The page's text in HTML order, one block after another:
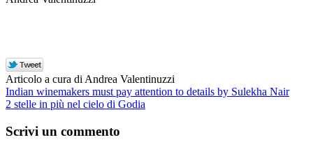
Articolo a cura di Andrea Valentinuzzi
Indian winemakers must pay attention to details by Sulekha Nair
2 stelle in più nel cielo di Godia
Scrivi un commento